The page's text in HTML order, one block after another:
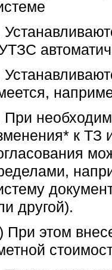
При
к ТЗ
другой).
При этом